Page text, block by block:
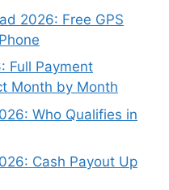
2026: Free GPS
Full Payment
Month by Month
Who Qualifies in
Cash Payout Up